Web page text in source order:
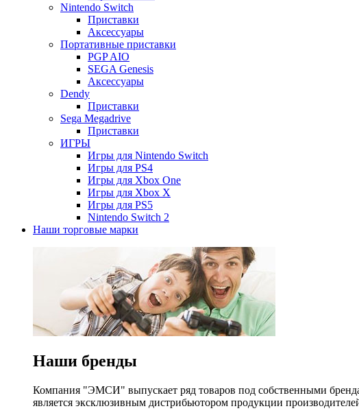
Nintendo Switch
Приставки
Аксессуары
Портативные приставки
PGP AIO
SEGA Genesis
Аксессуары
Dendy
Приставки
Sega Megadrive
Приставки
ИГРЫ
Игры для Nintendo Switch
Игры для PS4
Игры для Xbox One
Игры для Xbox X
Игры для PS5
Nintendo Switch 2
Наши торговые марки
Наши бренды
Компания "ЭМСИ" выпускает ряд товаров под собственными
является эксклюзивным дистрибьютором продукции